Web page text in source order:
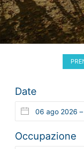
Date
Occupazione